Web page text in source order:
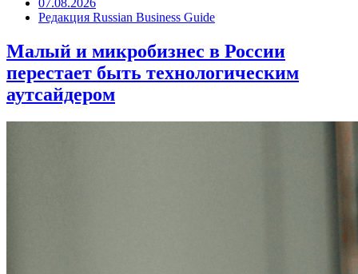
Редакция Russian Business Guide
Малый и микробизнес в России
перестает быть технологическим
аутсайдером